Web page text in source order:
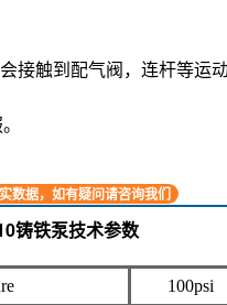
触到配气阀，连杆等运
数据，如有疑问请咨询我们
铸铁泵技术参数
100psi